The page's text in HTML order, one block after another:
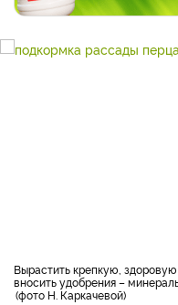
Вырастить крепкую, здоровую рассаду несложно: достаточно вовремя
вносить удобрения –
фото Н. Каркачевой